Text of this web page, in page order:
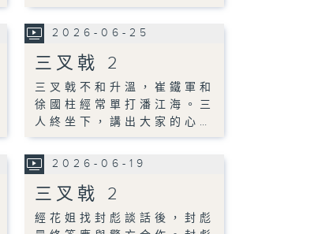
2026-06-25
三叉戟 2
三叉戟不和升溫，崔鐵軍和
徐國柱經常單打潘江海。三
人終坐下，講出大家的心…
2026-06-19
三叉戟 2
經花姐找封彪談話後，封彪